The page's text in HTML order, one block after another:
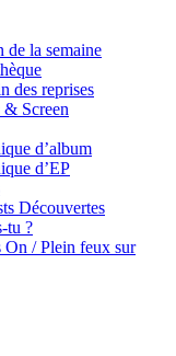
de la semaine
des reprises
Screen
d’album
d’EP
Découvertes
tu ?
On / Plein feux sur